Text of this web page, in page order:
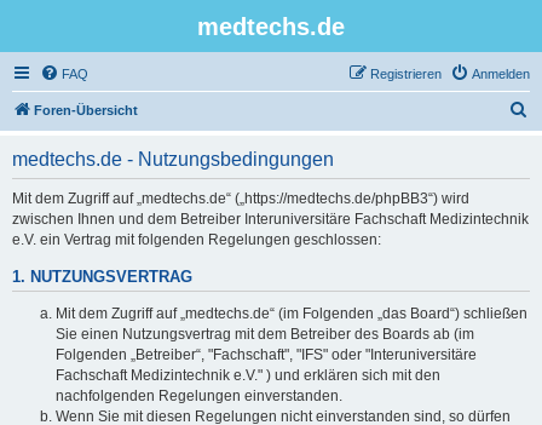
medtechs.de
FAQ Anmelden
Registrieren
Foren-Übersicht
medtechs.de - Nutzungsbedingungen
Mit dem Zugriff auf „medtechs.de“ („https://medtechs.de/phpBB3“) wird
zwischen Ihnen und dem Betreiber Interuniversitäre Fachschaft Medizintechnik
e.V. ein Vertrag mit folgenden Regelungen geschlossen:
1. NUTZUNGSVERTRAG
Mit dem Zugriff auf „medtechs.de“ (im Folgenden „das Board“) schließen
Sie einen Nutzungsvertrag mit dem Betreiber des Boards ab (im
Folgenden „Betreiber“, "Fachschaft", "IFS" oder "Interuniversitäre
Fachschaft Medizintechnik e.V." ) und erklären sich mit den
nachfolgenden Regelungen einverstanden.
Wenn Sie mit diesen Regelungen nicht einverstanden sind, so dürfen